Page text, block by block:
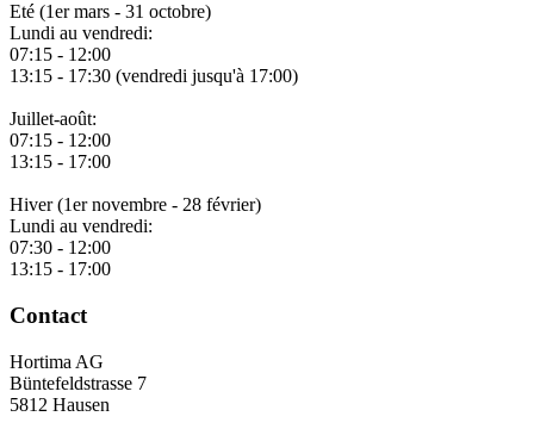
Eté (1er mars - 31 octobre)
Lundi au vendredi:
07:15 - 12:00
13:15 - 17:30 (vendredi jusqu'à 17:00)
Juillet-août:
07:15 - 12:00
13:15 - 17:00
Hiver (1er novembre - 28 février)
Lundi au vendredi:
07:30 - 12:00
13:15 - 17:00
Contact
Hortima AG
Büntefeldstrasse 7
5812 Hausen